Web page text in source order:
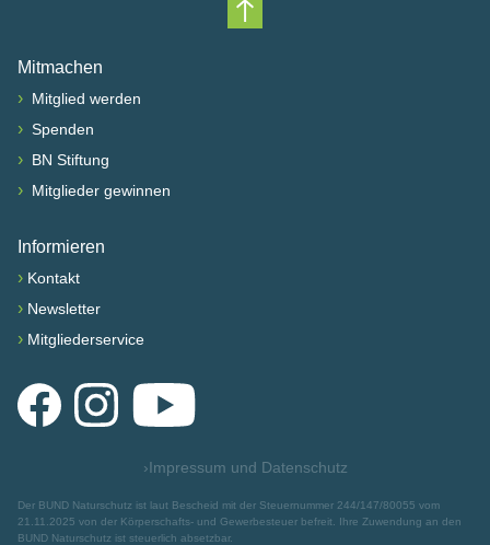
Nach oben scrollen
Mitmachen
› Mitglied werden
› Spenden
› BN Stiftung
› Mitglieder gewinnen
Informieren
› Kontakt
› Newsletter
› Mitgliederservice
FacebookInstagramYouTube
›Impressum und Datenschutz
Der BUND Naturschutz ist laut Bescheid mit der Steuernummer 244/147/80055 vom
21.11.2025 von der Körperschafts- und Gewerbesteuer befreit. Ihre Zuwendung an den
BUND Naturschutz ist steuerlich absetzbar.